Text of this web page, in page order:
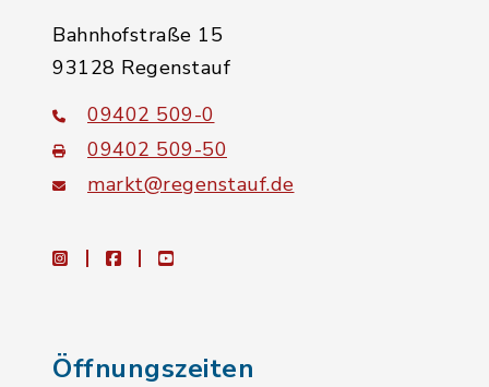
Bahnhofstraße 15
93128 Regenstauf
09402 509-0
09402 509-50
markt@regenstauf.de
instagramfacebookyoutube
Öffnungszeiten